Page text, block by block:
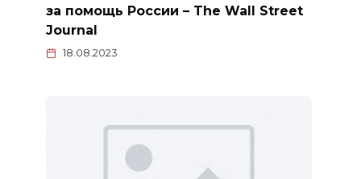
за помощь России – The Wall Street
Journal
18.08.2023